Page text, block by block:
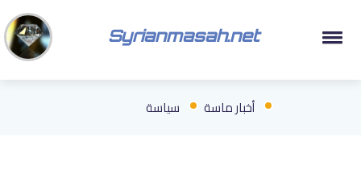
Syrianmasah.net
أخبار ماسة سياسة